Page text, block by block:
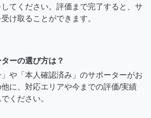
てください。評価まで完了すると、サ
け取ることができます。
ーの選び方は？
」や「本人確認済み」のサポーターがお
に、対応エリアや今までの評価/実績
ください。